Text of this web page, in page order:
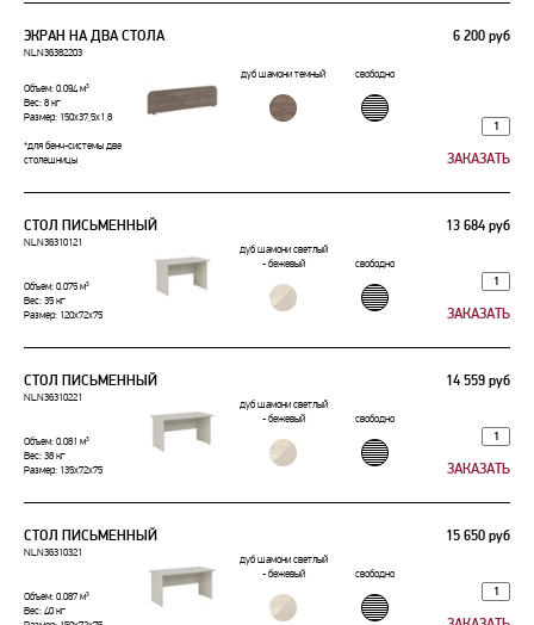
ЭКРАН НА ДВА СТОЛА 6 200 руб
NLN36382203
дуб шамони темный
свободно
Объем: 0.094 м³
Вес: 8 кг
Размер: 150x37,5x1,8
*для бенч-системы две
столешницы
СТОЛ ПИСЬМЕННЫЙ 13 684 руб
NLN36310121
дуб шамони светлый
- бежевый
свободно
Объем: 0.075 м³
Вес: 35 кг
Размер: 120x72x75
СТОЛ ПИСЬМЕННЫЙ 14 559 руб
NLN36310221
дуб шамони светлый
- бежевый
свободно
Объем: 0.081 м³
Вес: 38 кг
Размер: 135x72x75
СТОЛ ПИСЬМЕННЫЙ 15 650 руб
NLN36310321
дуб шамони светлый
- бежевый
свободно
Объем: 0.087 м³
Вес: 40 кг